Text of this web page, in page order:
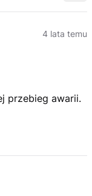
4 lata temu
przebieg awarii.